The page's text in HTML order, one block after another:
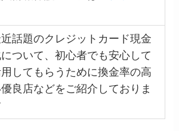
話題のクレジットカード現金
ついて、初心者でも安心して
してもらうために換金率の高
良店などをご紹介しておりま